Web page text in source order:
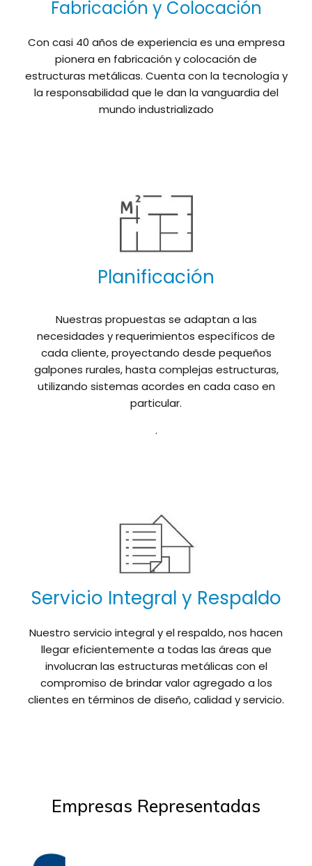
Fabricación y Colocación
Con casi 40 años de experiencia es una empresa
pionera en fabricación y colocación de
estructuras metálicas. Cuenta con la tecnología y
la responsabilidad que le dan la vanguardia del
mundo industrializado
Planificación
Nuestras propuestas se adaptan a las
necesidades y requerimientos específicos de
cada cliente, proyectando desde pequeños
galpones rurales, hasta complejas estructuras,
utilizando sistemas acordes en cada caso en
particular.
.
Servicio Integral y Respaldo
Nuestro servicio integral y el respaldo, nos hacen
llegar eficientemente a todas las áreas que
involucran las estructuras metálicas con el
compromiso de brindar valor agregado a los
clientes en términos de diseño, calidad y servicio.
Empresas Representadas